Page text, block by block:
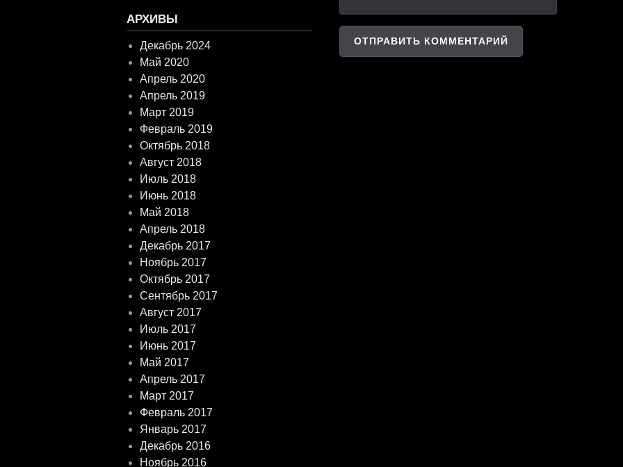
АРХИВЫ
Декабрь 2024
Май 2020
Апрель 2020
Апрель 2019
Март 2019
Февраль 2019
Октябрь 2018
Август 2018
Июль 2018
Июнь 2018
Май 2018
Апрель 2018
Декабрь 2017
Ноябрь 2017
Октябрь 2017
Сентябрь 2017
Август 2017
Июль 2017
Июнь 2017
Май 2017
Апрель 2017
Март 2017
Февраль 2017
Январь 2017
Декабрь 2016
Ноябрь 2016